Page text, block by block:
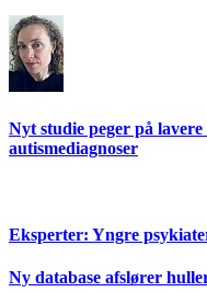
Nyt studie peger på
autismediagnoser
Eksperter: Yngre
Ny database afslører